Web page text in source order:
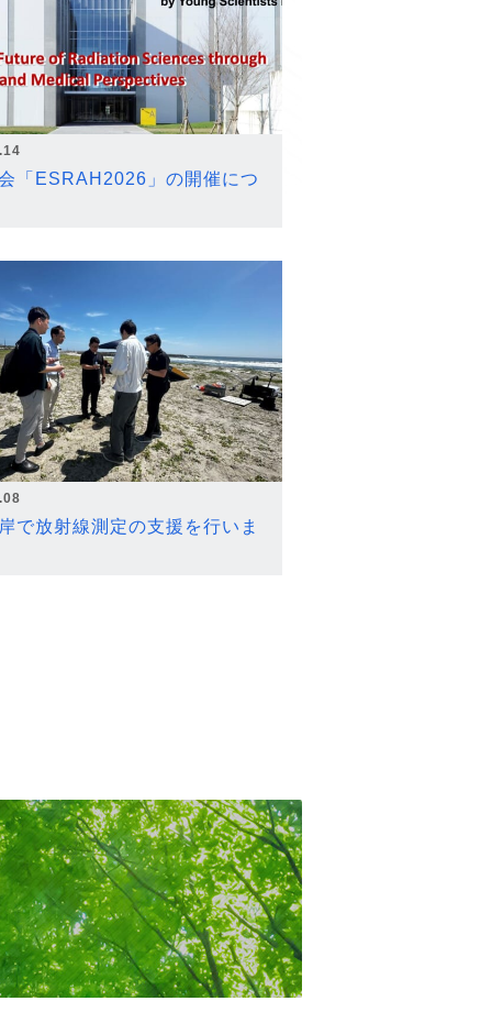
「ESRAH2026」の開催につ
で放射線測定の支援を行いま